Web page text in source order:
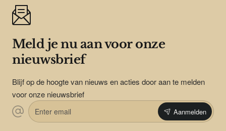
Meld je nu aan voor onze
nieuwsbrief
Blijf op de hoogte van nieuws en acties door aan te melden
voor onze nieuwsbrief
Enter
email
Aanmelden